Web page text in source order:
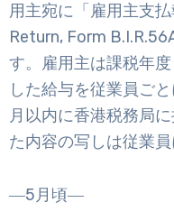
用主宛に「雇用主支
Return, Form
す。雇用主は課税年
した給与を従業員ご
月以内に香港税務局
た内容の写しは従業員
―5月頃―